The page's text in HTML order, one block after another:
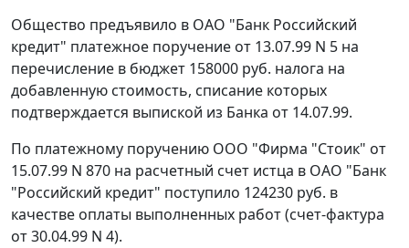
Общество предъявило в ОАО "Банк Российский
кредит" платежное поручение от 13.07.99 N 5 на
перечисление в бюджет 158000 руб. налога на
добавленную стоимость, списание которых
подтверждается выпиской из Банка от 14.07.99.
По платежному поручению ООО "Фирма "Стоик" от
15.07.99 N 870 на расчетный счет истца в ОАО "Банк
"Российский кредит" поступило 124230 руб. в
качестве оплаты выполненных работ (счет-фактура
от 30.04.99 N 4).